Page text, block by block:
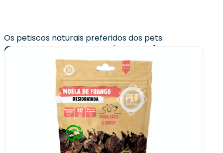
Quem comprou levou junto
Os petiscos naturais preferidos dos pets.